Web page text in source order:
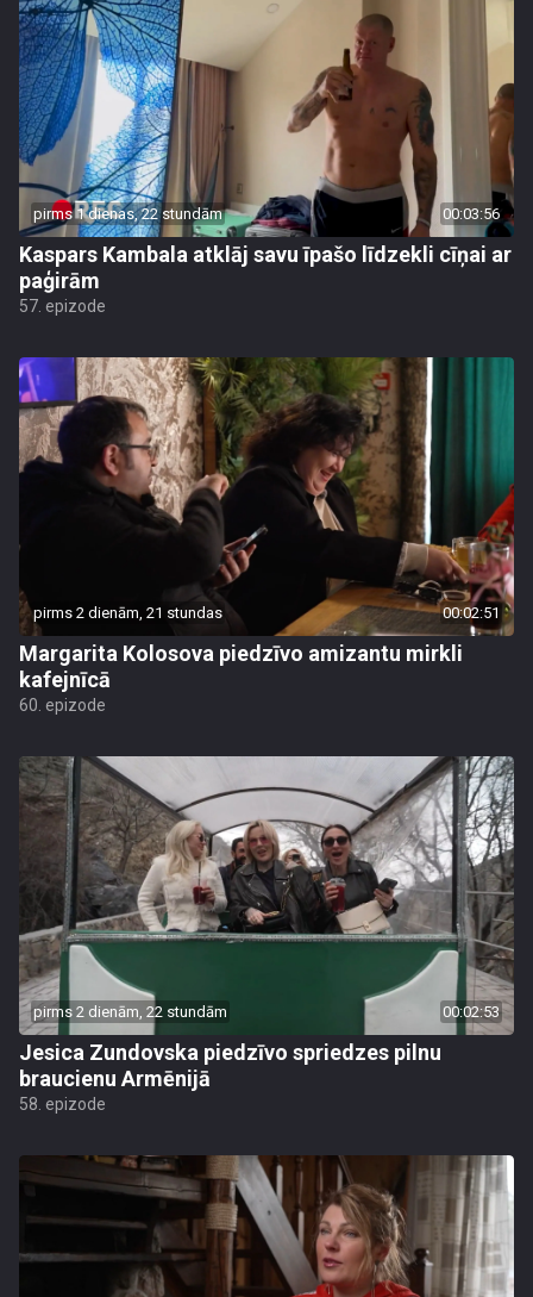
pirms 1 dienas, 22 stundām 00:03:56
Kaspars Kambala atklāj savu īpašo līdzekli cīņai ar
paģirām
57. epizode
pirms 2 dienām, 21 stundas 00:02:51
Margarita Kolosova piedzīvo amizantu mirkli
kafejnīcā
60. epizode
pirms 2 dienām, 22 stundām 00:02:53
Jesica Zundovska piedzīvo spriedzes pilnu
braucienu Armēnijā
58. epizode